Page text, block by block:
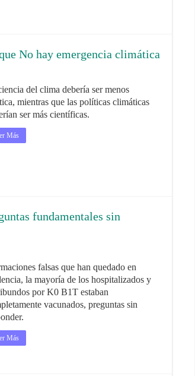
No hay emergencia climática
del clima debería ser menos
mientras que las políticas climáticas
ser más científicas.
Más
fundamentales sin
falsas que han quedado en
la mayoría de los hospitalizados y
por K0 B1T estaban
vacunados, preguntas sin
Más